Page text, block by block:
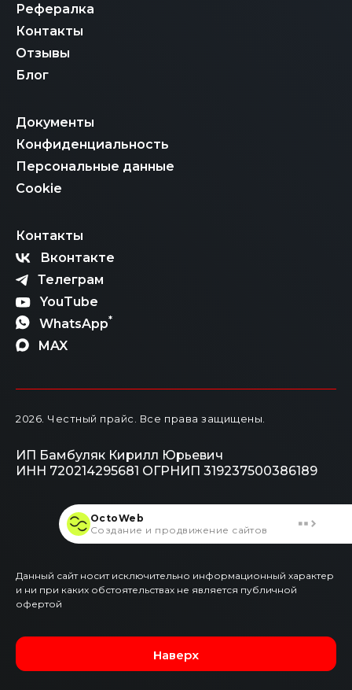
Рефералка
Контакты
Отзывы
Блог
Документы
Конфиденциальность
Персональные данные
Cookie
Контакты
Вконтакте
Телеграм
YouTube
WhatsApp*
MAX
2026 . Честный прайс. Все права защищены.
ИП Бамбуляк Кирилл Юрьевич
ИНН 720214295681 ОГРНИП 319237500386189
Данный сайт носит исключительно информационный характер
и ни при каких обстоятельствах не является публичной
офертой
Наверх
OctoWeb
Создание и продвижение сайтов